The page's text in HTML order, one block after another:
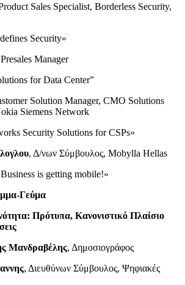
Sales Specialist, Borderless Security,
Security»
Manager
for Data Center”
Solution Manager, CMO Solutions
Siemens Network
Security Solutions for CSPs»
, Δ/νων Σύμβουλος, Mobylla Hellas
is getting mobile!»
Γεύμα
Πρότυπα, Κανονιστικό Πλαίσιο
Μανδραβέλης, Δημοσιογράφος
, Διευθύνων Σύμβουλος, Ψηφιακές